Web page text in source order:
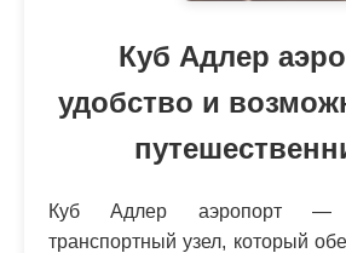
Куб Адлер
удобство и
Куб Адлер аэропорт —
транспортный узел, который